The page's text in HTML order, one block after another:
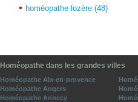
homéopathe lozère (48)
Homéopathe dans les grandes villes
Homéopathe Aix-en-provence
Homéopathe Angers
Homéopathe Annecy